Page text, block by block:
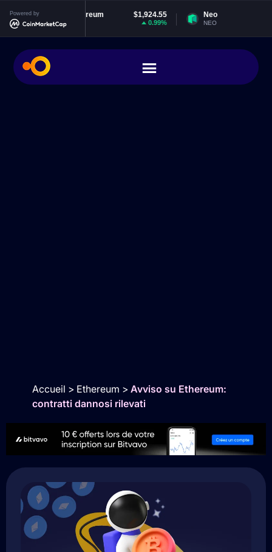
Powered byEthereum $1,924.55
ETH
Neo
Accueil > Ethereum > Avviso su Ethereum:
contratti dannosi rilevati